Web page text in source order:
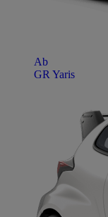
Ab
GR Yaris